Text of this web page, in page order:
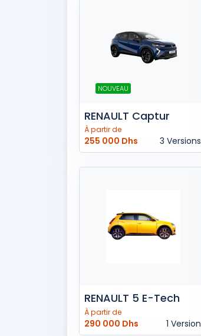
NOUVEAU
RENAULT Captur
À partir de
255 000 Dhs 3 Versions
RENAULT 5 E-Tech
À partir de
290 000 Dhs 1 Version